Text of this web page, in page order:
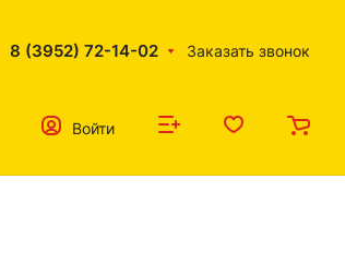
8 (3952) 72-14-02 Заказать звонок
Войти